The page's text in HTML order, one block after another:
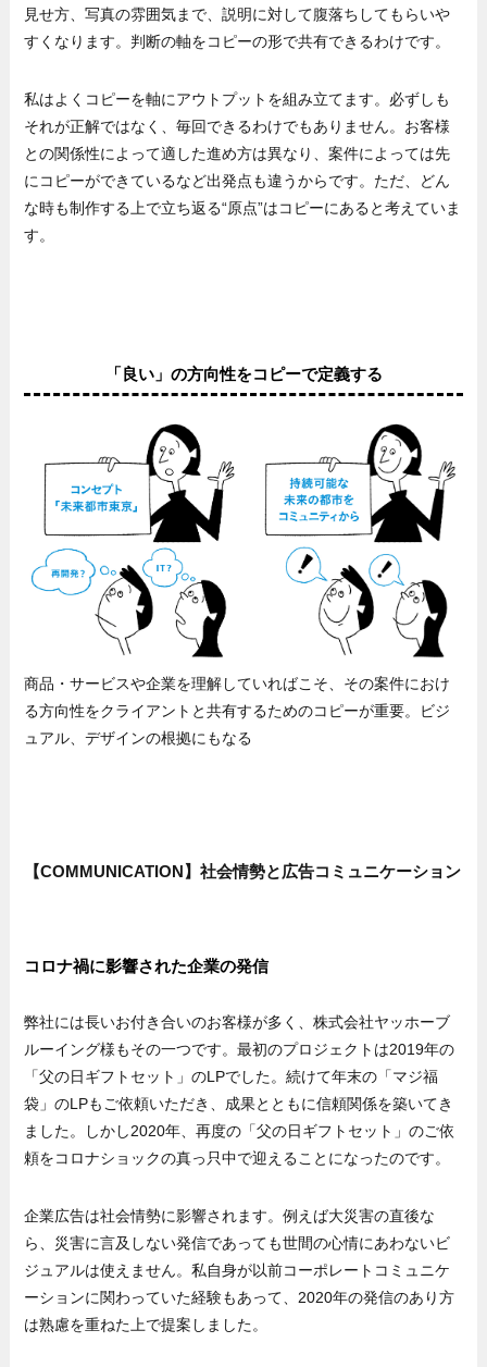
見せ方、写真の雰囲気まで、説明に対して腹落ちしてもらいや
すくなります。判断の軸をコピーの形で共有できるわけです。
私はよくコピーを軸にアウトプットを組み立てます。必ずしも
それが正解ではなく、毎回できるわけでもありません。お客様
との関係性によって適した進め方は異なり、案件によっては先
にコピーができているなど出発点も違うからです。ただ、どん
な時も制作する上で立ち返る“原点”はコピーにあると考えていま
す。
「良い」の方向性をコピーで定義する
商品・サービスや企業を理解していればこそ、その案件におけ
る方向性をクライアントと共有するためのコピーが重要。ビジ
ュアル、デザインの根拠にもなる
【COMMUNICATION】社会情勢と広告コミュニケーション
コロナ禍に影響された企業の発信
弊社には長いお付き合いのお客様が多く、株式会社ヤッホーブ
ルーイング様もその一つです。最初のプロジェクトは2019年の
「父の日ギフトセット」のLPでした。続けて年末の「マジ福
袋」のLPもご依頼いただき、成果とともに信頼関係を築いてき
ました。しかし2020年、再度の「父の日ギフトセット」のご依
頼をコロナショックの真っ只中で迎えることになったのです。
企業広告は社会情勢に影響されます。例えば大災害の直後な
ら、災害に言及しない発信であっても世間の心情にあわないビ
ジュアルは使えません。私自身が以前コーポレートコミュニケ
ーションに関わっていた経験もあって、2020年の発信のあり方
は熟慮を重ねた上で提案しました。